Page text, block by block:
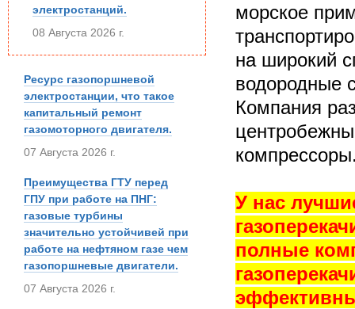
электростанций.
08 Августа 2026 г.
Ресурс газопоршневой
электростанции, что такое
капитальный ремонт
газомоторного двигателя.
07 Августа 2026 г.
Преимущества ГТУ перед
ГПУ при работе на ПНГ:
газовые турбины
значительно устойчивей при
работе на нефтяном газе чем
газопоршневые двигатели.
07 Августа 2026 г.
морское
на широкий
водородные
Компания
У нас
полные